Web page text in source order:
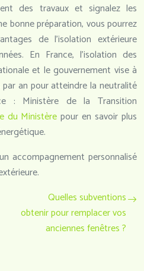
des travaux et signalez les
bonne préparation, vous pourrez
de l’isolation extérieure
En France, l’isolation des
et le gouvernement vise à
an pour atteindre la neutralité
: Ministère de la Transition
du Ministèrepour en savoir plus
accompagnement personnalisé
Quelles subventions
obtenir pour remplacer vos
anciennes fenêtres ?